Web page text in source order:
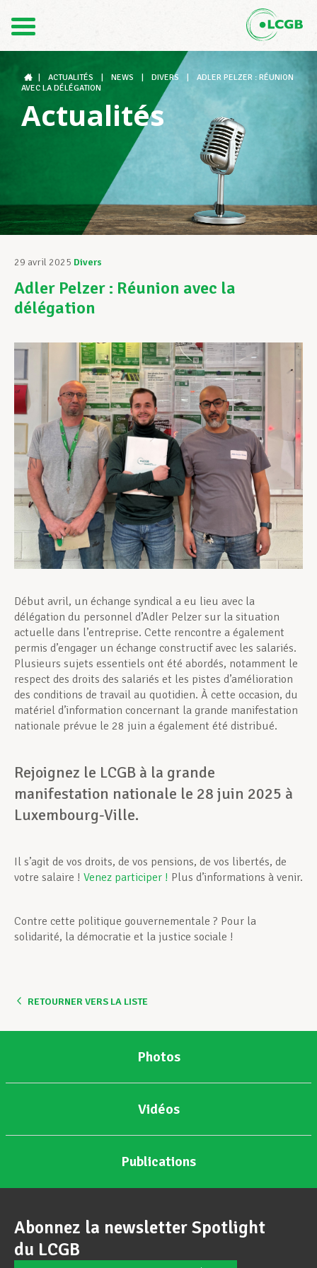
DE
Le LCGB
Structures syndicales
Assistance au Travail
Vos droits
Assistance en vie privée
Développement professionnel
Devenir Membre
Actualités
ACTUALITÉS NEWS DIVERS
ADLER PELZER : RÉUNION
AVEC LA DÉLÉGATION
Actualités
29 avril 2025 Divers
Adler Pelzer : Réunion avec la
délégation
Début avril, un échange syndical a eu lieu avec la
délégation du personnel d’Adler Pelzer sur la situation
actuelle dans l’entreprise. Cette rencontre a également
permis d’engager un échange constructif avec les salariés.
Plusieurs sujets essentiels ont été abordés, notamment le
respect des droits des salariés et les pistes d’amélioration
des conditions de travail au quotidien. À cette occasion, du
matériel d’information concernant la grande manifestation
nationale prévue le 28 juin a également été distribué.
Rejoignez le LCGB à la grande
manifestation nationale le 28 juin 2025 à
Luxembourg-Ville.
Il s’agit de vos droits, de vos pensions, de vos libertés, de
votre salaire ! Venez participer ! Plus d’informations à venir.
Contre cette politique gouvernementale ? Pour la
solidarité, la démocratie et la justice sociale !
RETOURNER VERS LA LISTE
Photos
Vidéos
Publications
Abonnez la newsletter Spotlight
du LCGB